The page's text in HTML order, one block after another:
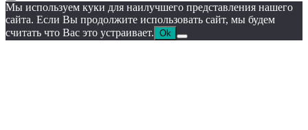
Мы используем куки для наилучшего представления нашего
сайта. Если Вы продолжите использовать сайт, мы будем
считать что Вас это устраивает. Ok